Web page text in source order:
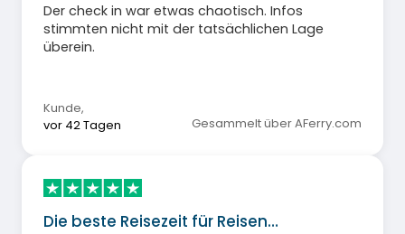
Der check in war etwas chaotisch. Infos
stimmten nicht mit der tatsächlichen Lage
überein.
Kunde,
vor 42 Tagen
Gesammelt über AFerry.com
Die beste Reisezeit für Reisen…